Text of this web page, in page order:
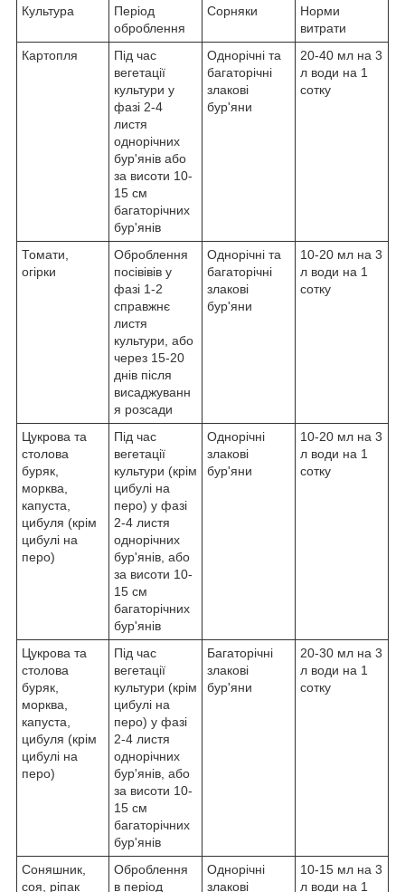
Культура
Період
оброблення
Сорняки
Норми
витрати
Картопля
Під час
вегетації
культури у
фазі 2-4
листя
однорічних
бур'янів або
за висоти 10-
15 см
багаторічних
бур'янів
Однорічні та
багаторічні
злакові
бур'яни
20-40 мл на 3
л води на 1
сотку
Томати,
огірки
Оброблення
посівівів у
фазі 1-2
справжнє
листя
культури, або
через 15-20
днів після
висаджуванн
я розсади
Однорічні та
багаторічні
злакові
бур'яни
10-20 мл на 3
л води на 1
сотку
Цукрова та
столова
буряк,
морква,
капуста,
цибуля (крім
цибулі на
перо)
Під час
вегетації
культури (крім
цибулі на
перо) у фазі
2-4 листя
однорічних
бур'янів, або
за висоти 10-
15 см
багаторічних
бур'янів
Однорічні
злакові
бур'яни
10-20 мл на 3
л води на 1
сотку
Цукрова та
столова
буряк,
морква,
капуста,
цибуля (крім
цибулі на
перо)
Під час
вегетації
культури (крім
цибулі на
перо) у фазі
2-4 листя
однорічних
бур'янів, або
за висоти 10-
15 см
багаторічних
бур'янів
Багаторічні
злакові
бур'яни
20-30 мл на 3
л води на 1
сотку
Соняшник,
соя, ріпак
Оброблення
в період
Однорічні
злакові
10-15 мл на 3
л води на 1